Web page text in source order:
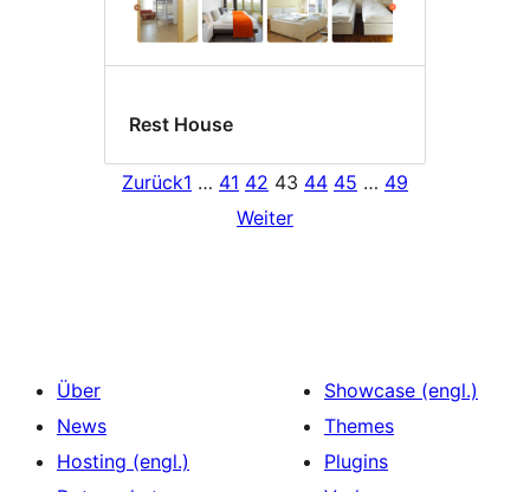
Rest House
Zurück1 … 41 42 43 44 45 … 49
Weiter
Über
News
Hosting (engl.)
Showcase (engl.)
Themes
Plugins